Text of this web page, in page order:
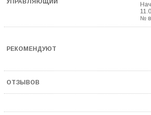
№ в